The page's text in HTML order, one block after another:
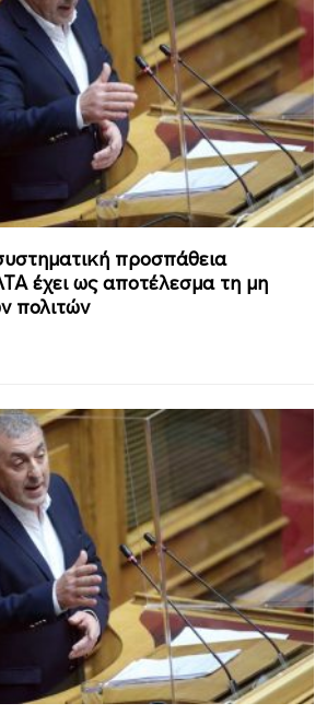
προσπάθεια
έχει ως αποτέλεσμα τη μη
πολιτών